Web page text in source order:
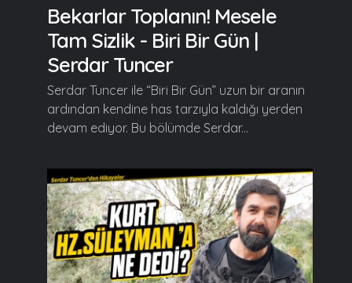
Bekarlar Toplanın! Mesele
Tam Sizlik - Biri Bir Gün |
Serdar Tuncer
Serdar Tuncer ile “Biri Bir Gün” uzun bir aranın
ardından kendine has tarzıyla kaldığı yerden
devam ediyor. Bu bölümde Serdar...